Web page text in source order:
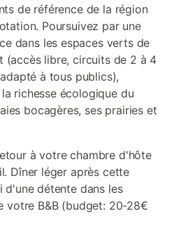
de référence de la région
Poursuivez par une
dans les espaces verts de
(accès libre, circuits de 2 à 4
à tous publics),
richesse écologique du
bocagères, ses prairies et
à votre chambre d'hôte
Dîner léger après cette
d'une détente dans les
votre B&B (budget: 20-28€